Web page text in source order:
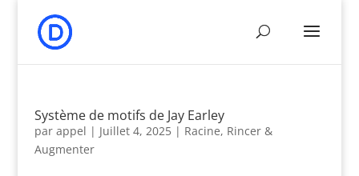
Système de motifs de Jay Earley
par appel | Juillet 4, 2025| Racine, Rincer &
Augmenter